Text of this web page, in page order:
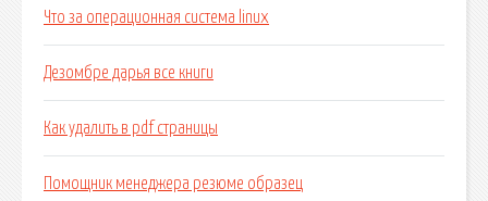
Что за операционная система linux
Дезомбре дарья все книги
Как удалить в pdf страницы
Помощник менеджера резюме образец